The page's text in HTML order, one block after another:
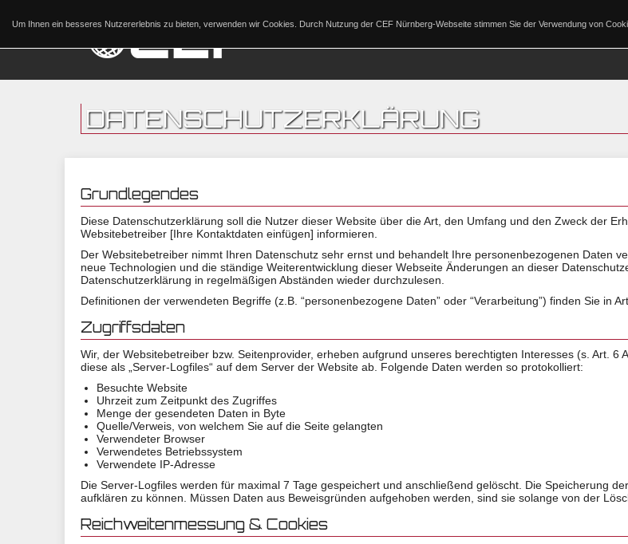
Um Ihnen ein besseres Nutzererlebnis zu bieten, verwenden wir Cookies. Durch Nutzung der CEF Nürnberg-Webseite stimmen Sie der Verwendung von
DATENSCHUTZERKLÄRUNG
Grundlegendes
Diese Datenschutzerklärung soll die Nutzer dieser Website über die Art, den Umfang und den Zweck der
Websitebetreiber [Ihre Kontaktdaten einfügen] informieren.
Der Websitebetreiber nimmt Ihren Datenschutz sehr ernst und behandelt Ihre personenbezogenen Daten
neue Technologien und die ständige Weiterentwicklung dieser Webseite Änderungen an dieser
Datenschutzerklärung in regelmäßigen Abständen wieder durchzulesen.
Definitionen der verwendeten Begriffe (z.B. “personenbezogene Daten” oder “Verarbeitung”) finden Sie in
Zugriffsdaten
Wir, der Websitebetreiber bzw. Seitenprovider, erheben aufgrund unseres berechtigten Interesses (s. Art.
diese als „Server-Logfiles“ auf dem Server der Website ab. Folgende Daten werden so protokolliert:
Besuchte Website
Uhrzeit zum Zeitpunkt des Zugriffes
Menge der gesendeten Daten in Byte
Quelle/Verweis, von welchem Sie auf die Seite gelangten
Verwendeter Browser
Verwendetes Betriebssystem
Verwendete IP-Adresse
Die Server-Logfiles werden für maximal 7 Tage gespeichert und anschließend gelöscht. Die Speicherung
aufklären zu können. Müssen Daten aus Beweisgründen aufgehoben werden, sind sie solange von der
Reichweitenmessung & Cookies